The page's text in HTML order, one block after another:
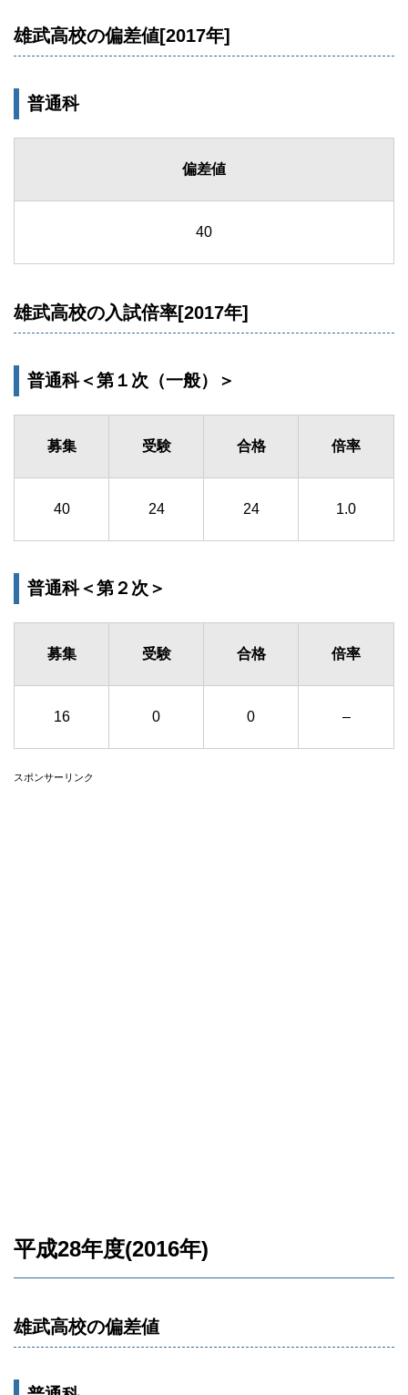
雄武高校の偏差値[2017年]
普通科
偏差値
40
雄武高校の入試倍率[2017年]
普通科＜第１次（一般）＞
募集 受験 合格 倍率
40 24 24 1.0
普通科＜第２次＞
募集 受験 合格 倍率
16 0 0 –
スポンサーリンク
平成28年度(2016年)
雄武高校の偏差値